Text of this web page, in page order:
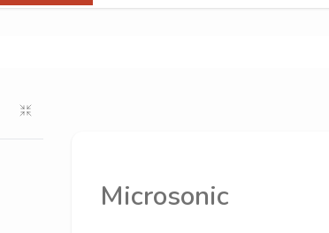
Microsonic